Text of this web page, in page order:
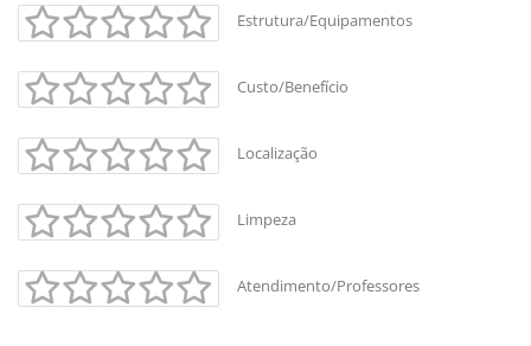
Estrutura/Equipamentos
Custo/Benefício
Localização
Limpeza
Atendimento/Professores